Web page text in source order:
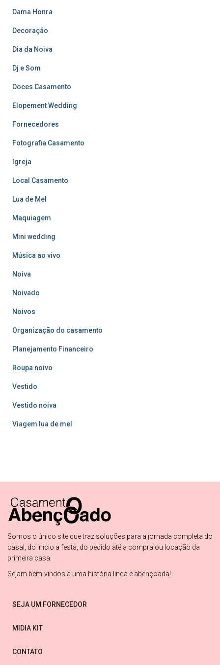
Dama Honra
Decoração
Dia da Noiva
Dj e Som
Doces Casamento
Elopement Wedding
Fornecedores
Fotografia Casamento
Igreja
Local Casamento
Lua de Mel
Maquiagem
Mini wedding
Música ao vivo
Noiva
Noivado
Noivos
Organização do casamento
Planejamento Financeiro
Roupa noivo
Vestido
Vestido noiva
Viagem lua de mel
Somos o único site que traz soluções para a jornada completa do
casal, do início a festa, do pedido até a compra ou locação da
primeira casa.
Sejam bem-vindos a uma história linda e abençoada!
SEJA UM FORNECEDOR
MIDIA KIT
CONTATO